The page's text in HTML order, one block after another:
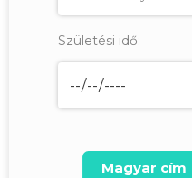
Születési idő:
Magyar cím